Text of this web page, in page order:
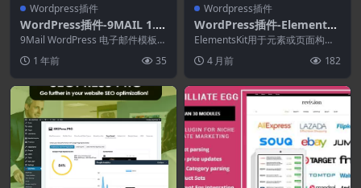
Wordpress插件
WordPress插件-9MAIL 1.0.
9-WordPress电子邮件模板
设计器
9Mail WordPress 电子邮件模板设
1 年前 35
Wordpress插件
WordPress插件-ElementsK
it 4.3.1–Elementor页面生成
器的插件
ElementsKit用于元素或页面构建
器、Mega...
4 月前 182